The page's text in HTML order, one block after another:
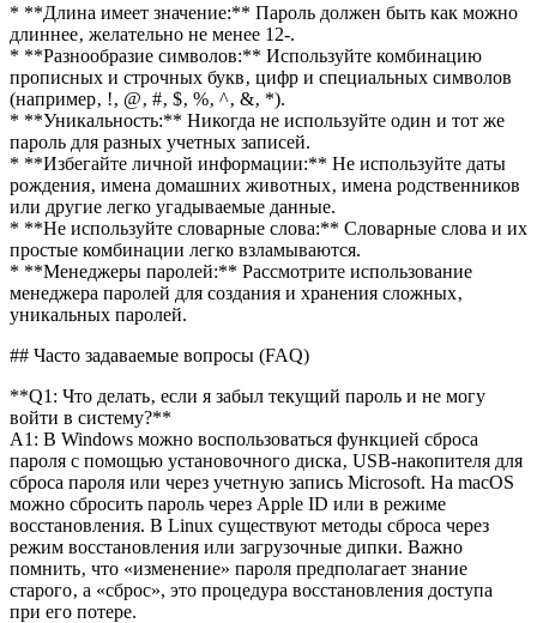
* **Длина имеет значение:** Пароль должен быть как можно
длиннее‚ желательно не менее 12-.
* **Разнообразие символов:** Используйте комбинацию
прописных и строчных букв‚ цифр и специальных символов
(например‚ !‚ @‚ #‚ $‚ %‚ ^‚ &‚ *).
* **Уникальность:** Никогда не используйте один и тот же
пароль для разных учетных записей.
* **Избегайте личной информации:** Не используйте даты
рождения‚ имена домашних животных‚ имена родственников
или другие легко угадываемые данные.
* **Не используйте словарные слова:** Словарные слова и их
простые комбинации легко взламываются.
* **Менеджеры паролей:** Рассмотрите использование
менеджера паролей для создания и хранения сложных‚
уникальных паролей.
## Часто задаваемые вопросы (FAQ)
**Q1: Что делать‚ если я забыл текущий пароль и не могу
войти в систему?**
A1: В Windows можно воспользоваться функцией сброса
пароля с помощью установочного диска‚ USB-накопителя для
сброса пароля или через учетную запись Microsoft. На macOS
можно сбросить пароль через Apple ID или в режиме
восстановления. В Linux существуют методы сброса через
режим восстановления или загрузочные дипки. Важно
помнить‚ что «изменение» пароля предполагает знание
старого‚ а «сброс», это процедура восстановления доступа
при его потере.